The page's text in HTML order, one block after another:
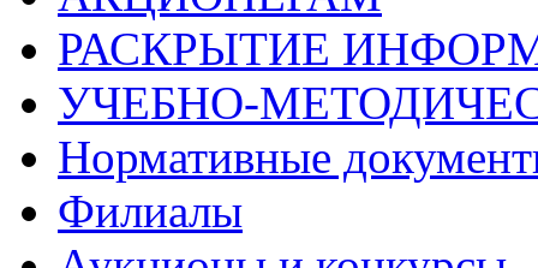
РАСКРЫТИЕ
УЧЕБНО-
Нормативные
Филиалы